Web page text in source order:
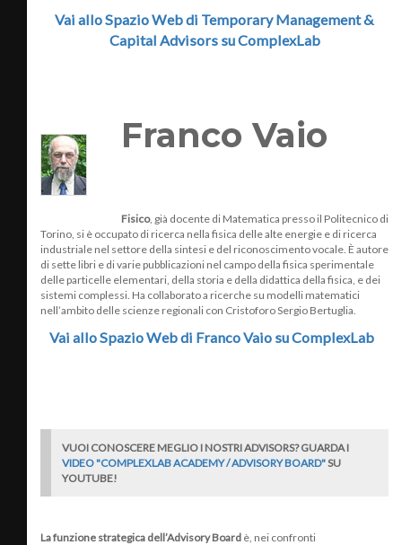
Vai allo Spazio Web di Temporary Management &
Capital Advisors su ComplexLab
Franco Vaio
Fisico, già docente di Matematica presso il Politecnico di
Torino, si è occupato di ricerca nella fisica delle alte energie e di ricerca
industriale nel settore della sintesi e del riconoscimento vocale. È autore
di sette libri e di varie pubblicazioni nel campo della fisica sperimentale
delle particelle elementari, della storia e della didattica della fisica, e dei
sistemi complessi. Ha collaborato a ricerche su modelli matematici
nell’ambito delle scienze regionali con Cristoforo Sergio Bertuglia.
Vai allo Spazio Web di Franco Vaio su ComplexLab
VUOI CONOSCERE MEGLIO I NOSTRI ADVISORS?GUARDA I
VIDEO "COMPLEXLAB ACADEMY / ADVISORY BOARD"SU
YOUTUBE!
La funzione strategica dell’Advisory Board è, nei confronti